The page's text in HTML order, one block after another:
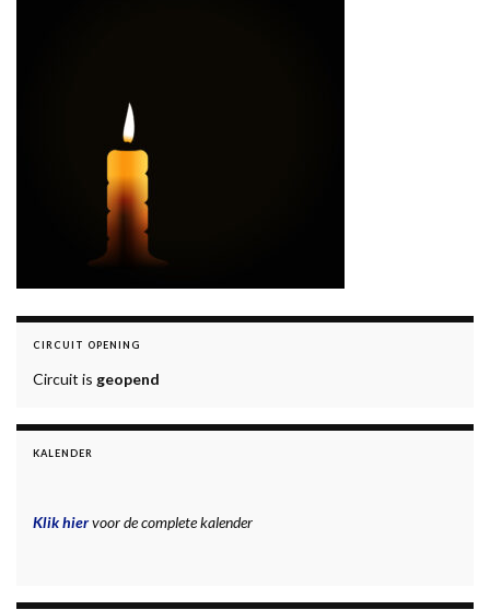
CIRCUIT OPENING
Circuit is geopend
KALENDER
Klik hiervoor de complete kalender